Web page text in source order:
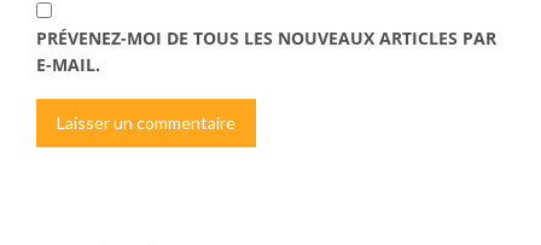
PRÉVENEZ-MOI DE TOUS LES NOUVEAUX ARTICLES PAR
E-MAIL.